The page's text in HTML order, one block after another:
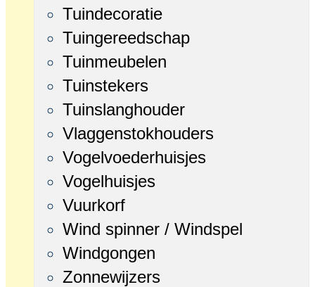
Tuindecoratie
Tuingereedschap
Tuinmeubelen
Tuinstekers
Tuinslanghouder
Vlaggenstokhouders
Vogelvoederhuisjes
Vogelhuisjes
Vuurkorf
Wind spinner / Windspel
Windgongen
Zonnewijzers